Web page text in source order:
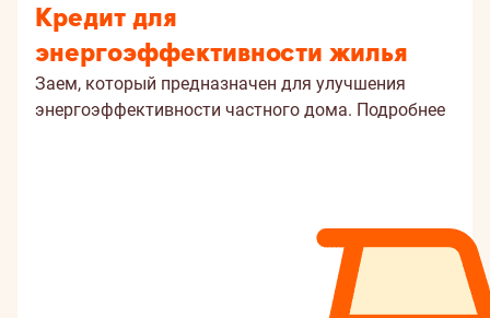
Кредит для
энергоэффективности жилья
Заем, который предназначен для улучшения
энергоэффективности частного дома. Подробнее